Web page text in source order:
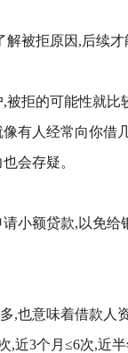
解被拒原因,后续
被拒的可能性就比
有人经常向你借
会存疑。
小额贷款,以免给
,也意味着借款人
,近3个月≤6次,近